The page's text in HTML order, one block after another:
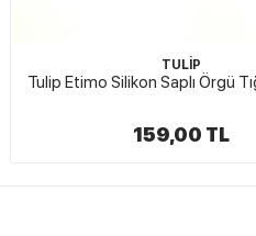
TULİP
Tulip Etimo Silikon Saplı Örgü
159,00 TL